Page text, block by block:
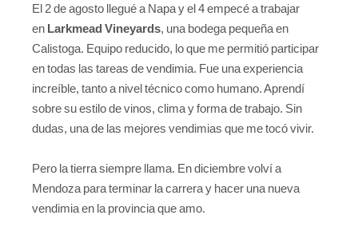
El 2 de agosto llegué a Napa y el 4 empecé a trabajar
en Larkmead Vineyards, una bodega pequeña en
Calistoga. Equipo reducido, lo que me permitió participar
en todas las tareas de vendimia. Fue una experiencia
increíble, tanto a nivel técnico como humano. Aprendí
sobre su estilo de vinos, clima y forma de trabajo. Sin
dudas, una de las mejores vendimias que me tocó vivir.
Pero la tierra siempre llama. En diciembre volví a
Mendoza para terminar la carrera y hacer una nueva
vendimia en la provincia que amo.